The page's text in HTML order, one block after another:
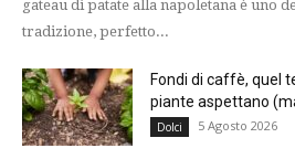
gateau di patate alla napoletana è uno
tradizione, perfetto...
Fondi di caffè, quel
piante aspettano
Dolci 5 Agosto 2026